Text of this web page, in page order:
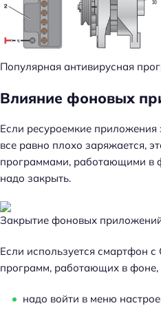
Популярная антивирусная
Влияние фоновых
Если ресуроемкие приложения
все равно плохо заряжается,
программами, работающими в
надо закрыть.
Закрытие фоновых
Если используется смартфон
программ, работающих в фоне,
надо войти в меню